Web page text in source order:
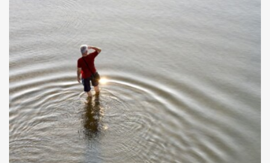
Brutális gyilkosság áldozata
lett egy nő Martfűn – ezt a...